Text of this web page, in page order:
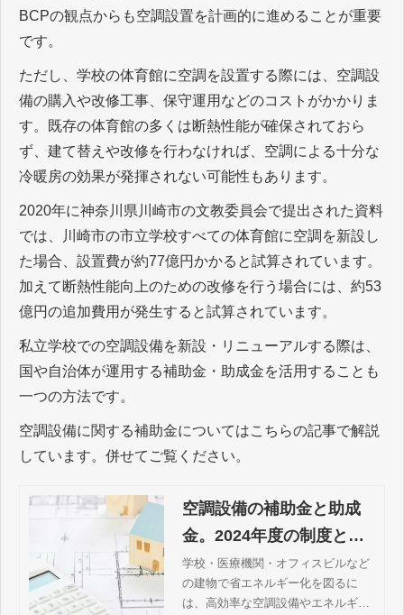
BCPの観点からも空調設置を計画的に進めることが重要
です。
ただし、学校の体育館に空調を設置する際には、空調設
備の購入や改修工事、保守運用などのコストがかかりま
す。既存の体育館の多くは断熱性能が確保されておら
ず、建て替えや改修を行わなければ、空調による十分な
冷暖房の効果が発揮されない可能性もあります。
2020年に神奈川県川崎市の文教委員会で提出された資料
では、川崎市の市立学校すべての体育館に空調を新設し
た場合、設置費が約77億円かかると試算されています。
加えて断熱性能向上のための改修を行う場合には、約53
億円の追加費用が発生すると試算されています。
私立学校での空調設備を新設・リニューアルする際は、
国や自治体が運用する補助金・助成金を活用することも
一つの方法です。
空調設備に関する補助金についてはこちらの記事で解説
しています。併せてご覧ください。
空調設備の補助金と助成
金。2024年度の制度と申
請のポイントを解説
学校・医療機関・オフィスビルなど
の建物で省エネルギー化を図るに
は、高効率な空調設備やエネルギー